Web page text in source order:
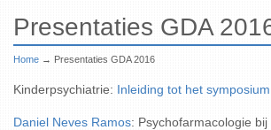
Presentaties GDA
Home → Presentaties GDA 2016
Kinderpsychiatrie: Inleiding tot het symposium
Daniel Neves Ramos: Psychofarmacologie bij